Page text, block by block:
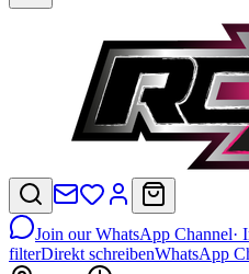
Join our WhatsApp Channel·
filterDirekt schreibenWhatsApp